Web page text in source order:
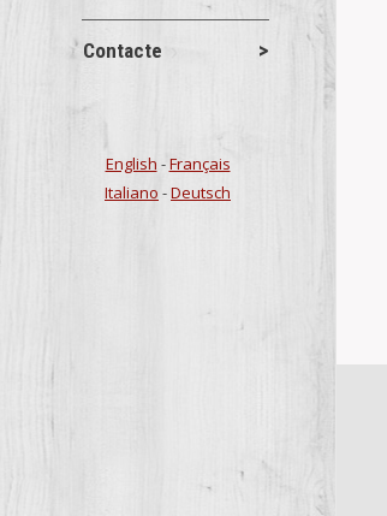
Contacte
English -Français
Italiano -Deutsch